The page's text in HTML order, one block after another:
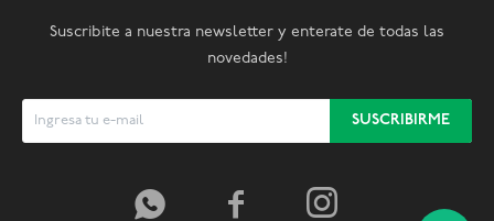
Suscribite a nuestra newsletter y enterate de todas las
novedades!
SUSCRIBIRME
  